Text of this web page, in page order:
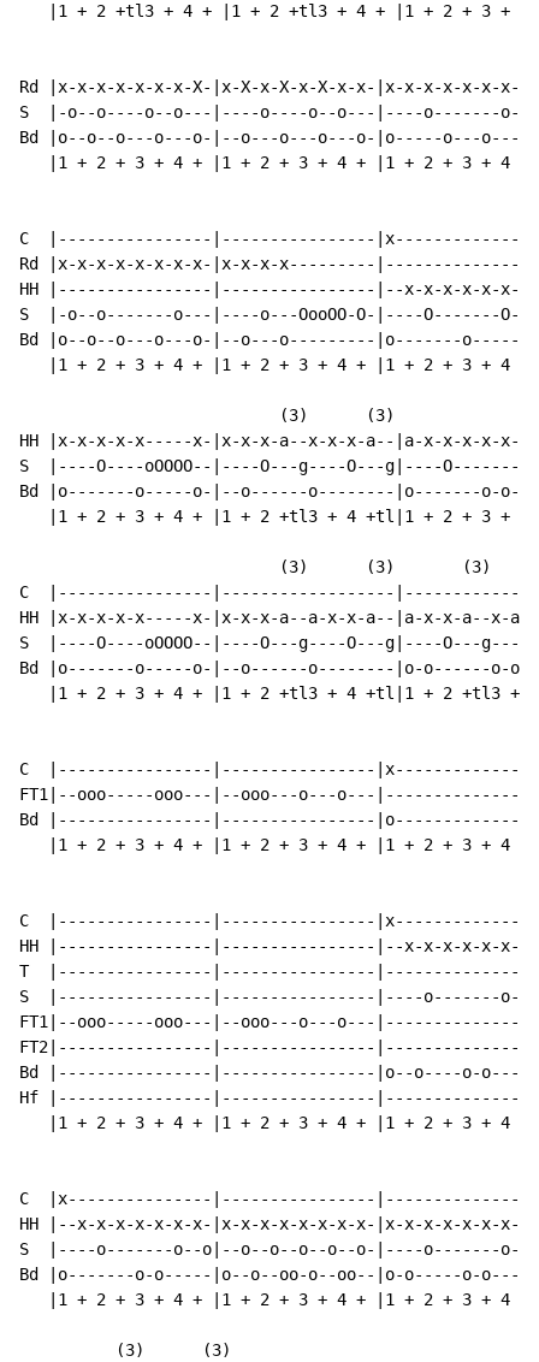
|1 + 2 +tl3 + 4 + |1 + 2 +tl3 + 4 + |1 + 2 + 3 + 4
Rd |x-x-x-x-x-x-x-X-|x-X-x-X-x-X-x-x-|x-x-x-x-x-x-x-
S  |-o--o----o--o---|----o----o--o---|----o-------o---
Bd |o--o--o---o---o-|--o---o---o---o-|o-----o---o---
|1 + 2 + 3 + 4 + |1 + 2 + 3 + 4 + |1 + 2 + 3 + 4 +
C  |----------------|----------------
Rd |x-x-x-x-x-x-x-x-|x-x-x-x---------
HH |----------------|----------------|--x-x-x-x-x-x-
S  |-o--o-------o---|----o---OooOO-O-|----O-------
Bd |o--o--o---o---o-|--o---o---------|o-------
|1 + 2 + 3 + 4 + |1 + 2 + 3 + 4 + |1 + 2 + 3 + 4
(3)      (3)
HH |x-x-x-x-x-----x-|x-x-x-a--x-x-x-a--|a-x-x-x-x-x-
S  |----O----oOOOO--|----O---g----O---g|----O-------
Bd |o-------o-----o-|--o------o--------|o-------o-
|1 + 2 + 3 + 4 + |1 + 2 +tl3 + 4 +tl|1 + 2 + 3 + 4
                           (3)      (3)       (3)
C  |----------------|------------------
HH |x-x-x-x-x-----x-|x-x-x-a--a-x-x-a--|a-x-x-a--
S  |----O----oOOOO--|----O---g----O---g|----O---
Bd |o-------o-----o-|--o------o--------|o-o------o-
|1 + 2 + 3 + 4 + |1 + 2 +tl3 + 4 +tl|1 + 2 +tl3 +
C  |----------------|----------------
FT1|--ooo-----ooo---|--ooo---o---o---
Bd |----------------|----------------
|1 + 2 + 3 + 4 + |1 + 2 + 3 + 4 + |1 + 2 + 3 + 4 +
C  |----------------|----------------
HH |----------------|----------------|--x-x-x-x-x-x-
T  |----------------|----------------|----------------
S  |----------------|----------------|----o-------o---
FT1|--ooo-----ooo---|--ooo---o---o---
FT2|----------------|----------------
Bd |----------------|----------------|o--o----o-
Hf |----------------|----------------
|1 + 2 + 3 + 4 + |1 + 2 + 3 + 4 + |1 + 2 + 3 + 4 +
C  |x---------------|----------------
HH |--x-x-x-x-x-x-x-|x-x-x-x-x-x-x-x-|x-x-x-x-x-x-x-
S  |----o-------o--o|--o--o--o--o--o-|----o-------
Bd |o-------o-o-----|o--o--oo-o--oo--|o-o-----o-
|1 + 2 + 3 + 4 + |1 + 2 + 3 + 4 + |1 + 2 + 3 + 4 +
          (3)      (3)